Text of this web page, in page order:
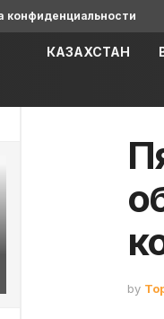
конфиденциальности
КАЗАХСТАН
by